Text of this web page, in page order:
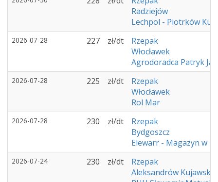
Radziejów
Lechpol - Piotrków
2026-07-28 227 zł/dt
Rzepak
Włocławek
Agrodoradca Patryk
2026-07-28 225 zł/dt
Rzepak
Włocławek
Rol Mar
2026-07-28 230 zł/dt
Rzepak
Bydgoszcz
Elewarr - Magazyn w
2026-07-24 230 zł/dt
Rzepak
Aleksandrów Kujawski